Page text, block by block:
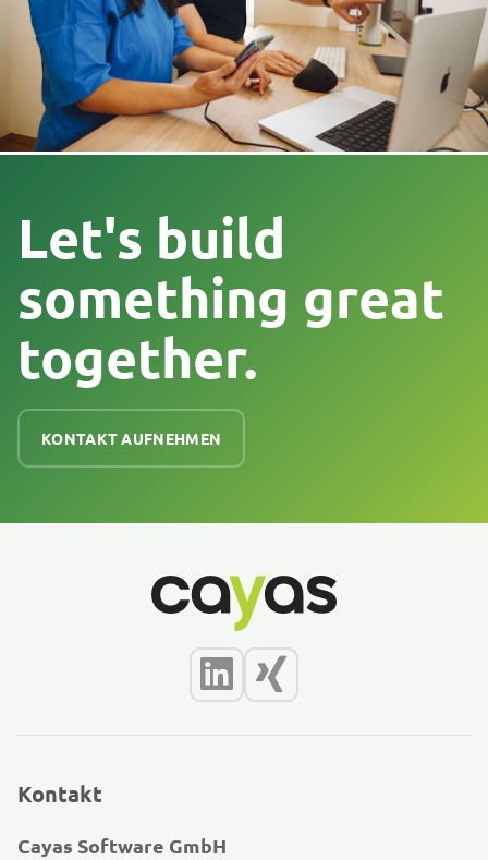
Let's build
something great
together.
KONTAKT AUFNEHMEN
Kontakt
Cayas Software GmbH